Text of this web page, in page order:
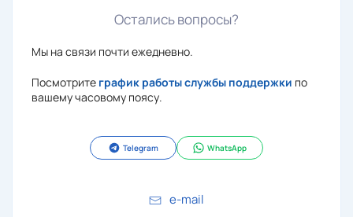
Остались вопросы?
Мы на связи почти ежедневно.
Посмотрите график работы службы поддержки по
вашему часовому поясу.
Telegram WhatsApp
e-mail